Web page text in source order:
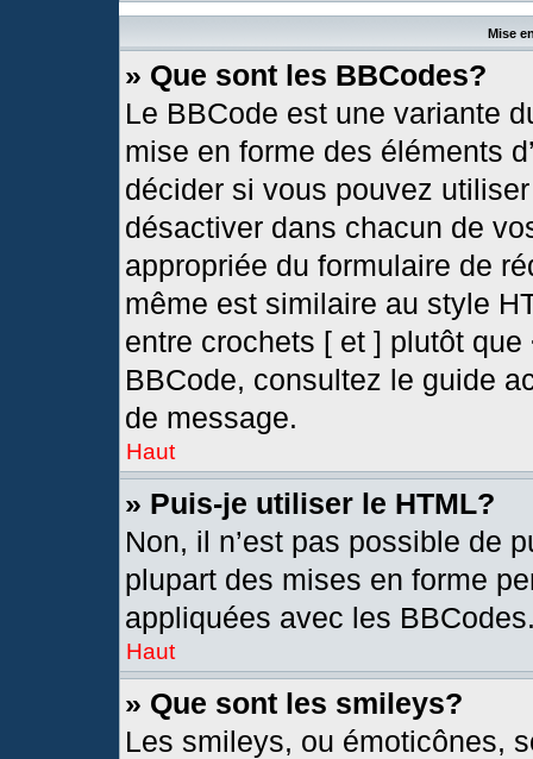
Mise
» Que sont les BBCodes?
Le BBCode est une variante
mise en forme des éléments
décider si vous pouvez
désactiver dans chacun de
appropriée du formulaire de
même est similaire au style
entre crochets [ et ] plutôt
BBCode, consultez le guide
de message.
Haut
» Puis-je utiliser le HTML?
Non, il n’est pas possible de
plupart des mises en forme
appliquées avec les
Haut
» Que sont les smileys?
Les smileys, ou émoticônes,